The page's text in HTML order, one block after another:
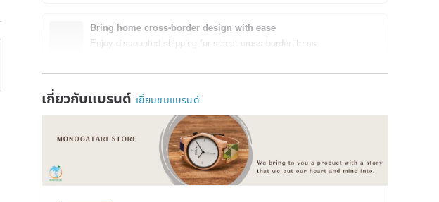
Bring home cross-border design with ease
Enjoy discounted shipping for select cross-border items
เกี่ยวกับแบรนด์ เยี่ยมชมแบรนด์